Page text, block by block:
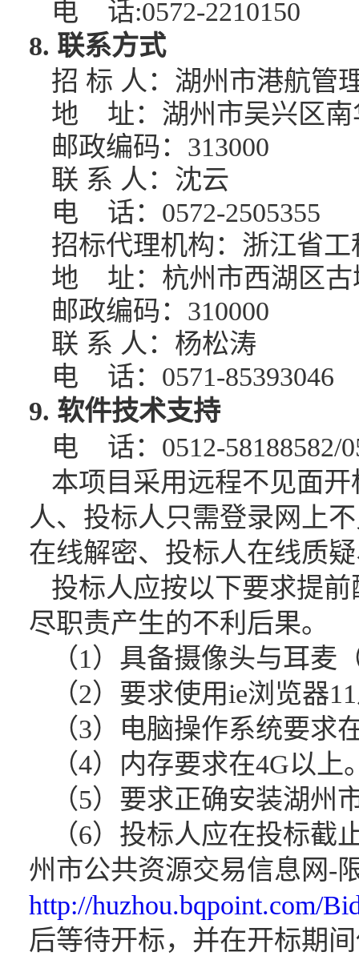
电 话:0572-2210150
8. 联系方式
招 标 人：湖州市港航管
地
址：湖州市吴兴区
邮政编码： 313000
联 系 人：沈云
电
话： 0572-2505355
招标代理机构：浙江省
地
址：杭州市西湖区
邮政编码： 310000
联 系 人：杨松涛
电
话： 0571-85393046
9. 软件技术支持
电
话： 0512-58188582/
本项目采用远程不见面
人、投标人只需登录网上
在线解密、投标人在线质
投标人应按以下要求提
尽职责产生的不利后果。
（1）具备摄像头与耳麦
（2）要求使用ie浏览器
（3）电脑操作系统要求
（4）内存要求在4G以上
（5）要求正确安装湖州
（6）投标人应在投标截
州市公共资源交易信息网-
http://huzhou.bqpoint.com/
后等待开标，并在开标期